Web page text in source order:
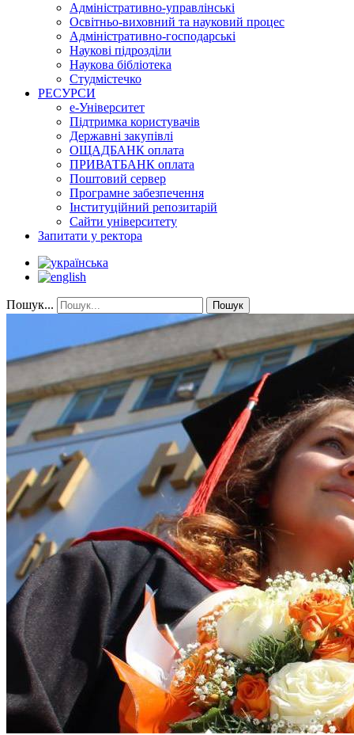
Адміністративно-управлінські
Освітньо-виховний та науковий процес
Адміністративно-господарські
Наукові підрозділи
Наукова бібліотека
Студмістечко
РЕСУРСИ
е-Університет
Підтримка користувачів
Державні закупівлі
ОЩАДБАНК оплата
ПРИВАТБАНК оплата
Поштовий сервер
Програмне забезпечення
Інституційний репозитарій
Сайти університету
Запитати у ректора
Пошук... Пошук